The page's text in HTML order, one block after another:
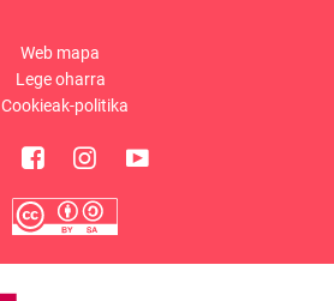
Web mapa
Lege oharra
Cookieak-politika